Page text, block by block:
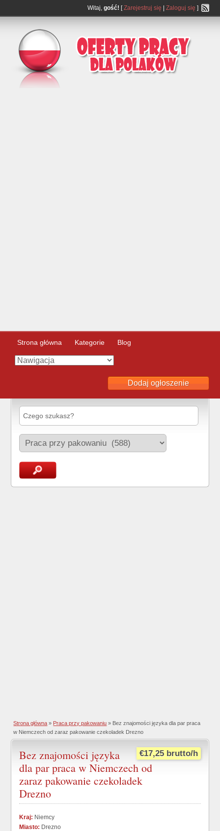
Witaj, gość! [Zarejestruj się Zaloguj się ]
Strona główna Kategorie Blog
Dodaj ogłoszenie
Strona główna » Praca przy pakowaniu » Bez znajomości języka dla par praca
w Niemczech od zaraz pakowanie czekoladek Drezno
€17,25 brutto/h
Bez znajomości języka
dla par praca w Niemczech od
zaraz pakowanie czekoladek
Drezno
Kraj: Niemcy
Miasto: Drezno